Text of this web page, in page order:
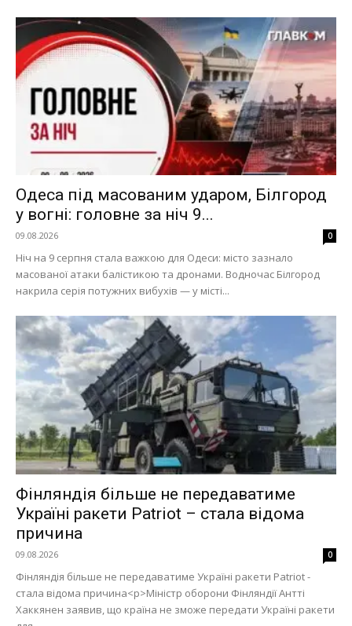
Одеса під масованим ударом, Білгород
у вогні: головне за ніч 9...
09.08.2026 0
Ніч на 9 серпня стала важкою для Одеси: місто зазнало
масованої атаки балістикою та дронами. Водночас Білгород
накрила серія потужних вибухів — у місті...
Фінляндія більше не передаватиме
Україні ракети Patriot – стала відома
причина
09.08.2026 0
Фінляндія більше не передаватиме Україні ракети Patriot -
стала відома причина<p>Міністр оборони Фінляндії Антті
Хаккянен заявив, що країна не зможе передати Україні ракети